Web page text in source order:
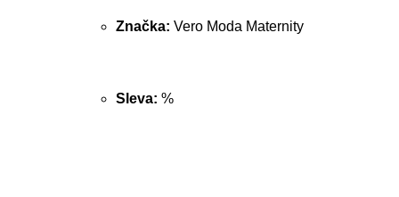
Značka: Vero Moda Maternity
Sleva: %